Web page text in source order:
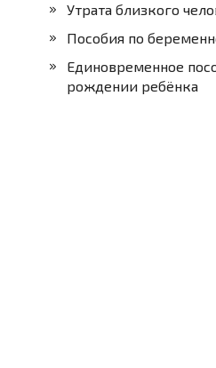
Утрата близкого
Пособия по
Единовременное
рождении ребёнка